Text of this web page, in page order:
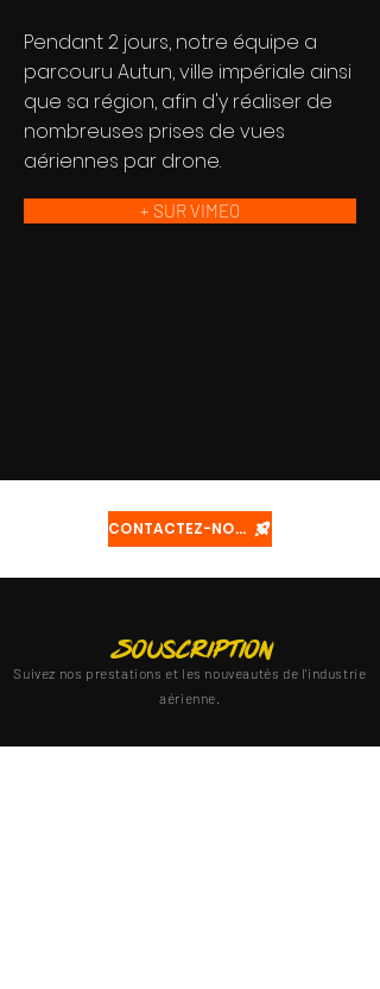
Pendant 2 jours, notre équipe a
parcouru Autun, ville impériale ainsi
que sa région, afin d'y réaliser de
nombreuses prises de vues
aériennes par drone.
+ SUR VIMEO
CONTACTEZ-NOUS
Souscription
Suivez nos prestations et les nouveautés de l'industrie
aérienne.